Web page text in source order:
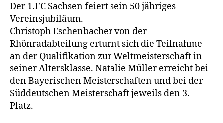
Der 1.FC Sachsen feiert sein 50 jähriges
Vereinsjubiläum.
Christoph Eschenbacher von der
Rhönradabteilung erturnt sich die Teilnahme
an der Qualifikation zur Weltmeisterschaft in
seiner Altersklasse. Natalie Müller erreicht bei
den Bayerischen Meisterschaften und bei der
Süddeutschen Meisterschaft jeweils den 3.
Platz.